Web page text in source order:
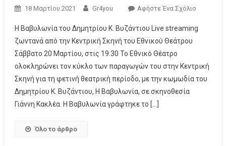
18 Μαρτίου 2021 Gr4you Αφήστε Ένα Σχόλιο
H Βαβυλωνία του Δημητρίου Κ. Βυζάντιου Live streaming
ζωντανά από την Κεντρική Σκηνή του Εθνικού Θεάτρου
Σάββατο 20 Μαρτίου, στις 19:30 Το Εθνικό Θέατρο
ολοκληρώνει τον κύκλο των παραγωγών του στην Κεντρική
Σκηνή για τη φετινή θεατρική περίοδο, με την κωμωδία του
Δημητρίου K. Βυζάντιου, H Βαβυλωνία, σε σκηνοθεσία
Γιάννη Κακλέα. Η Βαβυλωνία γράφτηκε το […]
Όλο το άρθρο